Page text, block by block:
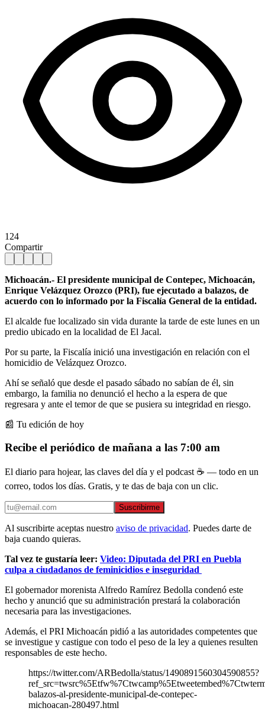
124
Compartir
Michoacán.- El presidente municipal de Contepec, Michoacán,
Enrique Velázquez Orozco (PRI), fue ejecutado a balazos, de
acuerdo con lo informado por la Fiscalía General de la entidad.
El alcalde fue localizado sin vida durante la tarde de este lunes en un
predio ubicado en la localidad de El Jacal.
Por su parte, la Fiscalía inició una investigación en relación con el
homicidio de Velázquez Orozco.
Ahí se señaló que desde el pasado sábado no sabían de él, sin
embargo, la familia no denunció el hecho a la espera de que
regresara y ante el temor de que se pusiera su integridad en riesgo.
📰 Tu edición de hoy
Recibe el periódico de mañana a las 7:00 am
El diario para hojear, las claves del día y el podcast ☕ — todo en un
correo, todos los días. Gratis, y te das de baja con un clic.
Suscribirme
Al suscribirte aceptas nuestro aviso de privacidad. Puedes darte de
baja cuando quieras.
Tal vez te gustaría leer: Video: Diputada del PRI en Puebla
culpa a ciudadanos de feminicidios e inseguridad
El gobernador morenista Alfredo Ramírez Bedolla condenó este
hecho y anunció que su administración prestará la colaboración
necesaria para las investigaciones.
Además, el PRI Michoacán pidió a las autoridades competentes que
se investigue y castigue con todo el peso de la ley a quienes resulten
responsables de este hecho.
https://twitter.com/ARBedolla/status/1490891560304590855?
balazos-al-presidente-municipal-de-contepec-
michoacan-280497.html